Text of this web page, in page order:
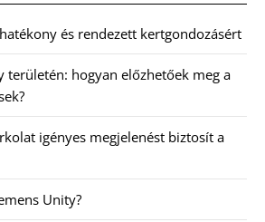
és rendezett kertgondozásért
területén: hogyan előzhetőek meg a
igényes megjelenést biztosít a
Unity?